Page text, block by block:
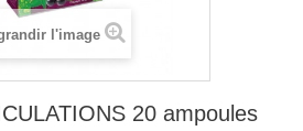
l'image
20 ampoules